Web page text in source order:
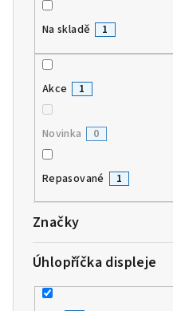
Na skladě 1
Akce 1
Novinka 0
Repasované 1
Značky
Úhlopříčka displeje